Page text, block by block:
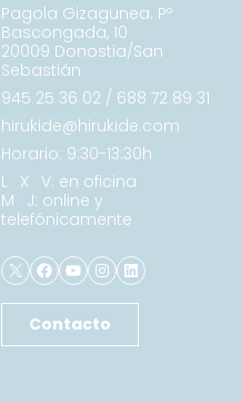
Pagola Gizagunea. Pº
Bascongada, 10
20009 Donostia/San
Sebastián
945 25 36 02 / 688 72 89 31
hirukide@hirukide.com
Horario: 9:30-13:30h
L · X · V: en oficina
M · J: online y
telefónicamente
X Facebook
YouTube
Instagram
LinkedIn
Contacto